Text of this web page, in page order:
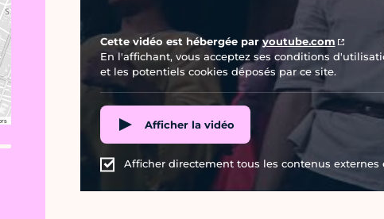
Cette vidéo est hébergée par youtube.com
En l'affichant, vous acceptez ses conditions
et les potentiels cookies déposés par ce site.
Afficher la vidéo
Afficher directement tous les contenus externes